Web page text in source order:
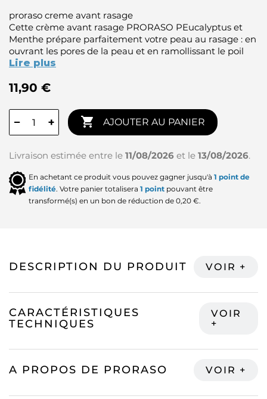
proraso creme avant rasage
Cette crème avant rasage PRORASO PEucalyptus et
Menthe prépare parfaitement votre peau au rasage : en
ouvrant les pores de la peau et en ramollissant le poil
Lire plus
11,90 €
− +  AJOUTER AU PANIER
Livraison estimée entre le 11/08/2026 et le 13/08/2026.
En achetant ce produit vous pouvez gagner jusqu'à 1 point de
fidélité. Votre panier totalisera 1 point pouvant être
transformé(s) en un bon de réduction de 0,20 €.
DESCRIPTION DU PRODUIT
CARACTÉRISTIQUES
TECHNIQUES
A PROPOS DE PRORASO